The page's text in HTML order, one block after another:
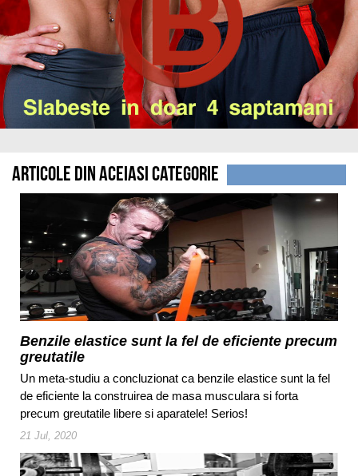
Articole din aceiasi categorie
Benzile elastice sunt la fel de eficiente precum
greutatile
Un meta-studiu a concluzionat ca benzile elastice sunt la fel
de eficiente la construirea de masa musculara si forta
precum greutatile libere si aparatele! Serios!
21 Jul, 2020